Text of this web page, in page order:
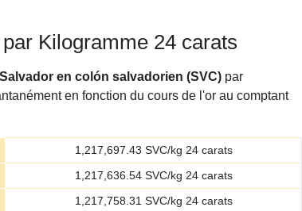
Kilogramme 24 carats
en colón salvadorien (SVC) par
en fonction du cours de l'or au comptant
1,217,697.43 SVC/kg 24 carats
1,217,636.54SVC/kg 24 carats
1,217,758.31 SVC/kg 24 carats